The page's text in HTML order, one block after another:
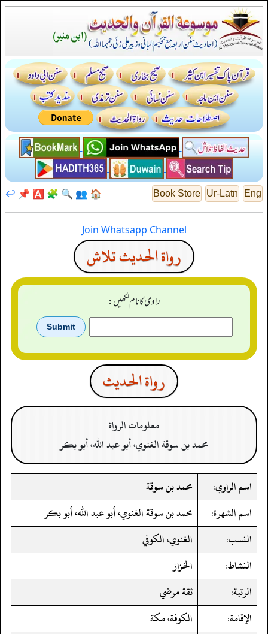
Eng
Ur-Latn
Book Store
🏠
👥
🔍
🧩
🅰️
📌
↩️
Join Whatsapp Channel
رواة الحديث تلاش
راوی کا نام لکھیں:
رواة الحدیث
معلومات الرواة
محمد بن سوقة الغنوي، أبو عبد الله، أبو بكر
اسم الراوي:
محمد بن سوقة
اسم الشهرة:
محمد بن سوقة الغنوي، أبو عبد الله، أبو بكر
النسب:
الغنوي، الكوفي
النشاط:
الخزاز
الرتبة:
ثقة مرضي
الإقامة:
الكوفة، مكة